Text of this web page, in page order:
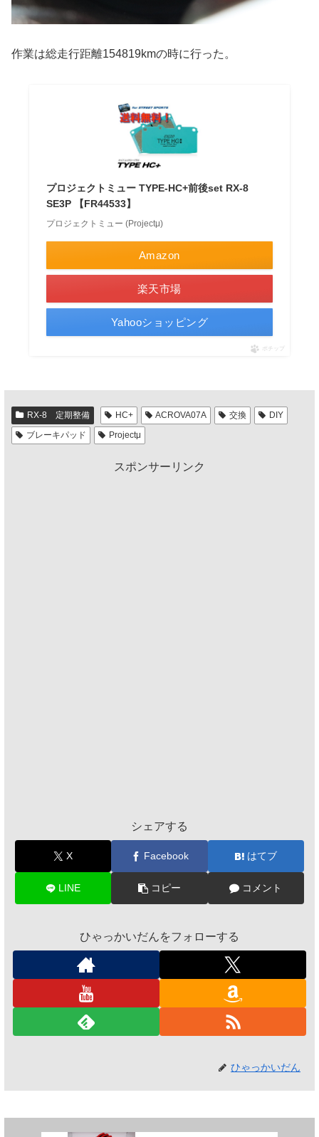
作業は総走行距離154819kmの時に行った。
プロジェクトミュー TYPE-HC+前後set RX-8
SE3P 【FR44533】
プロジェクトミュー (Projectμ)
Amazon
楽天市場
Yahooショッピング
ポチップ
RX-8 定期整備 HC+ ACROVA07A 交換
DIY
ブレーキパッド
Projectμ
スポンサーリンク
シェアする
X Facebook はてブ
LINE コピー コメント
ひゃっかいだんをフォローする
ひゃっかいだん